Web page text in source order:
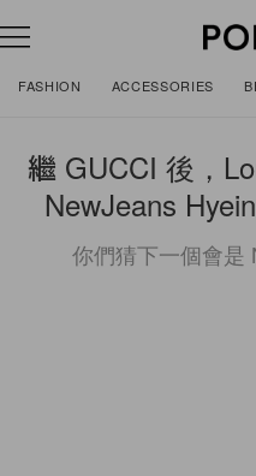
FASHION ACCESSORIES
繼 GUCCI 後，
NewJeans
你們猜下一個會是